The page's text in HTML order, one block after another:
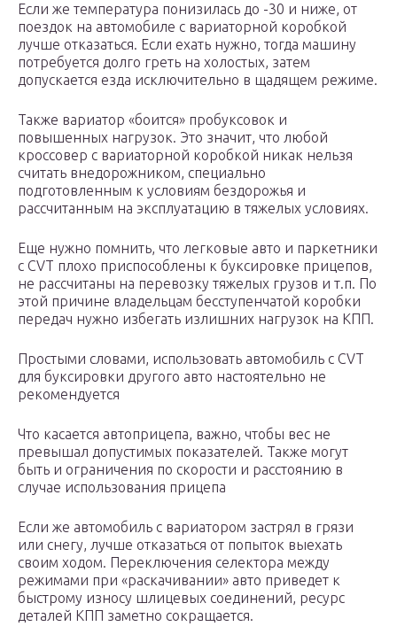
Если же температура понизилась до -30 и ниже, от
поездок на автомобиле с вариаторной коробкой
лучше отказаться. Если ехать нужно, тогда машину
потребуется долго греть на холостых, затем
допускается езда исключительно в щадящем режиме.
Также вариатор «боится» пробуксовок и
повышенных нагрузок. Это значит, что любой
кроссовер с вариаторной коробкой никак нельзя
считать внедорожником, специально
подготовленным к условиям бездорожья и
рассчитанным на эксплуатацию в тяжелых условиях.
Еще нужно помнить, что легковые авто и паркетники
с CVT плохо приспособлены к буксировке прицепов,
не рассчитаны на перевозку тяжелых грузов и т.п. По
этой причине владельцам бесступенчатой коробки
передач нужно избегать излишних нагрузок на КПП.
Простыми словами, использовать автомобиль с CVT
для буксировки другого авто настоятельно не
рекомендуется
Что касается автоприцепа, важно, чтобы вес не
превышал допустимых показателей. Также могут
быть и ограничения по скорости и расстоянию в
случае использования прицепа
Если же автомобиль с вариатором застрял в грязи
или снегу, лучше отказаться от попыток выехать
своим ходом. Переключения селектора между
режимами при «раскачивании» авто приведет к
быстрому износу шлицевых соединений, ресурс
деталей КПП заметно сокращается.